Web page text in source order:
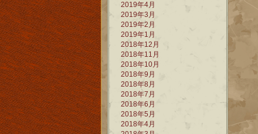
2019年4月
2019年3月
2019年2月
2019年1月
2018年12月
2018年11月
2018年10月
2018年9月
2018年8月
2018年7月
2018年6月
2018年5月
2018年4月